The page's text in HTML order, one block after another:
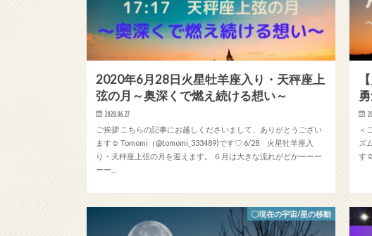
2020年6月28日火星牡羊座入り・天秤座上
弦の月～奥深くで燃え続ける想い～
2020.06.27
ご挨拶 こちらの記事にお越しくださいまして、ありがとうござい
ます☺ Tomomi（@tomomi_333489)です♡ 6/28 火星牡羊座入
り・天秤座上弦の月を迎えます。 ６月は大きな流れがどかーーー
ーー…
＜
ズ
す
〇現在の宇宙/星の移動